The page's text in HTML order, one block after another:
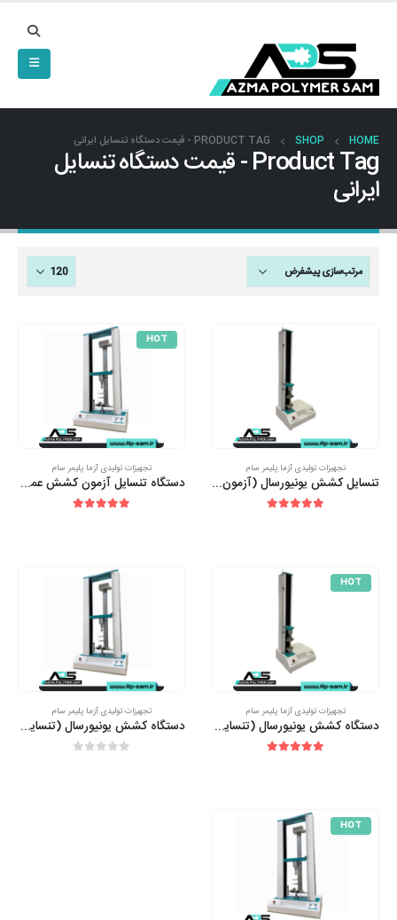
HOME
SHOP
PRODUCT TAG - قیمت دستگاه تنسایل ایرانی
Product Tag - قیمت دستگاه تنسایل
ایرانی
تجهیزات تولیدی آزما پلیمر سام
تنسایل کشش یونیورسال (آزمون تنسایل) 500 کیلو تک ستون l تولید کننده دستگاه تنسایل
HOT
تجهیزات تولیدی آزما پلیمر سام
دستگاه تنسایل آزمون کشش عمومی (Universal Tensile Testing Machine)
HOT
تجهیزات تولیدی آزما پلیمر سام
دستگاه کشش یونیورسال (تنسایل) 100 کیلوگرم تک ستون
تجهیزات تولیدی آزما پلیمر سام
دستگاه کشش یونیورسال (تنسایل) 2 تن دو ستون (۲۰۰۰ کیلو)
HOT